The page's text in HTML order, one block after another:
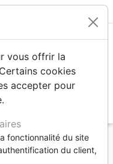
Series, Collections
vous offrir la
cookies
accepter pour
fonctionnalité du site
du client,